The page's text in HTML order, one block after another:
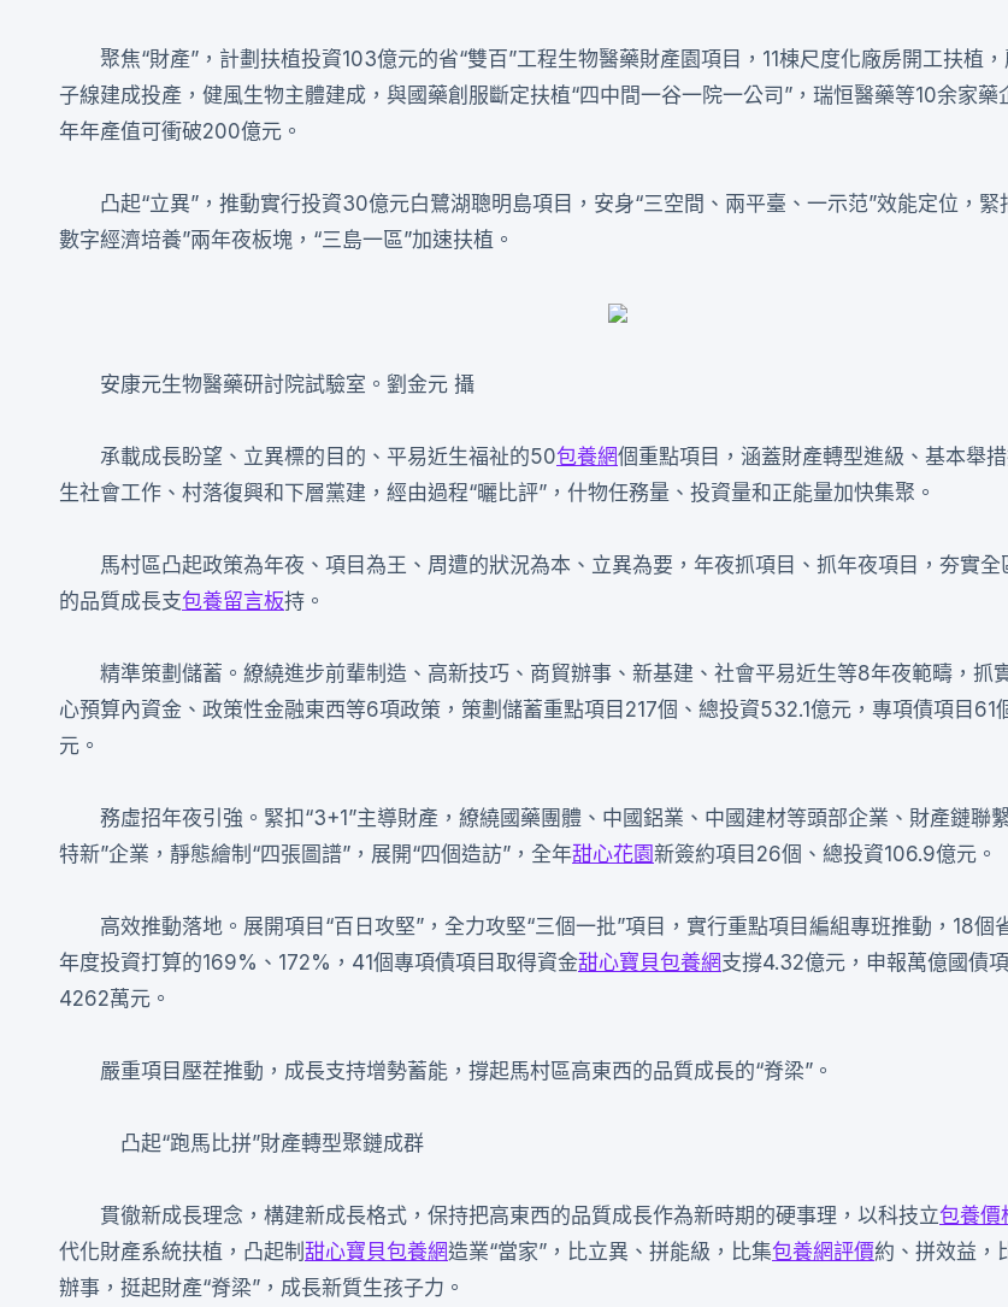
聚焦“財產”，計劃扶植投資103億元的省“雙百”工程生物醫藥財產園項目，11棟尺度化廠房開工扶植
子線建成投產，健風生物主體建成，與國藥創服斷定扶植“四中間一谷一院一公司”，瑞恒醫藥等10余家
年年產值可衝破200億元。
凸起“立異”，推動實行投資30億元白鷺湖聰明島項目，安身“三空間、兩平臺、一示范”效能定位，緊
數字經濟培養”兩年夜板塊，“三島一區”加速扶植。
安康元生物醫藥研討院試驗室。劉金元 攝
承載成長盼望、立異標的目的、平易近生福祉的50包養網個重點項目，涵蓋財產轉型進級、基本舉
生社會工作、村落復興和下層黨建，經由過程“曬比評”，什物任務量、投資量和正能量加快集聚。
馬村區凸起政策為年夜、項目為王、周遭的狀況為本、立異為要，年夜抓項目、抓年夜項目，夯實全
的品質成長支包養留言板持。
精準策劃儲蓄。繚繞進步前輩制造、高新技巧、商貿辦事、新基建、社會平易近生等8年夜範疇，抓
心預算內資金、政策性金融東西等6項政策，策劃儲蓄重點項目217個、總投資532.1億元，專項債項目61
元。
務虛招年夜引強。緊扣“3+1”主導財產，繚繞國藥團體、中國鋁業、中國建材等頭部企業、財產鏈聯
特新”企業，靜態繪制“四張圖譜”，展開“四個造訪”，全年甜心花園新簽約項目26個、總投資106.9億元。
高效推動落地。展開項目“百日攻堅”，全力攻堅“三個一批”項目，實行重點項目編組專班推動，18個
年度投資打算的169%、172%，41個專項債項目取得資金甜心寶貝包養網支撐4.32億元，申報萬億國債
4262萬元。
嚴重項目壓茬推動，成長支持增勢蓄能，撐起馬村區高東西的品質成長的“脊梁”。
凸起“跑馬比拼”財產轉型聚鏈成群
貫徹新成長理念，構建新成長格式，保持把高東西的品質成長作為新時期的硬事理，以科技立包養價
代化財產系統扶植，凸起制 甜心寶貝包養網造業“當家”，比立異、拼能級，比集包養網評價約、拼效益，
辦事，挺起財產“脊梁”，成長新質生孩子力。